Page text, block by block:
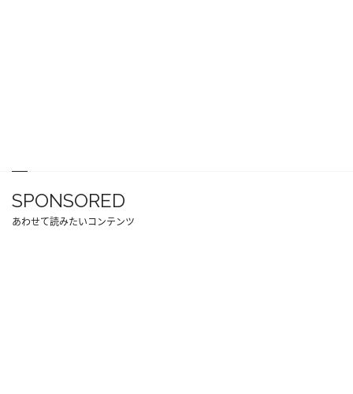
SPONSORED
あわせて読みたいコンテンツ